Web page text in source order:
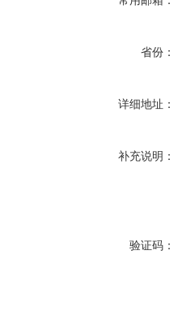
省份：
详细地址：
补充说明：
验证码：